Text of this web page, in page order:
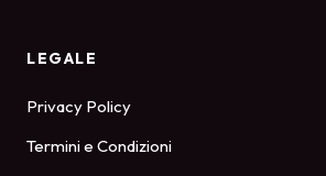
LEGALE
Privacy Policy
Termini e Condizioni